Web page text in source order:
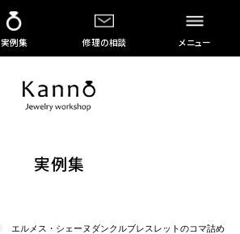
実例集 修理の相談 メニュー
実例集
エルメス・シェーヌダンクルブレスレットのコマ詰め